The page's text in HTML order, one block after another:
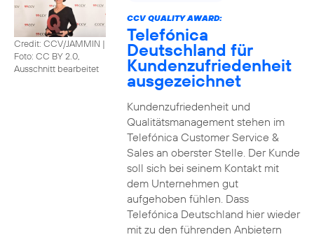
Credit: CCV/JAMMIN |
Foto: CC BY 2.0,
Ausschnitt bearbeitet
CCV QUALITY AWARD:
Telefónica
Deutschland für
Kundenzufriedenheit
ausgezeichnet
Kundenzufriedenheit und
Qualitätsmanagement stehen im
Telefónica Customer Service &
Sales an oberster Stelle. Der Kunde
soll sich bei seinem Kontakt mit
dem Unternehmen gut
aufgehoben fühlen. Dass
Telefónica Deutschland hier wieder
mit zu den führenden Anbietern